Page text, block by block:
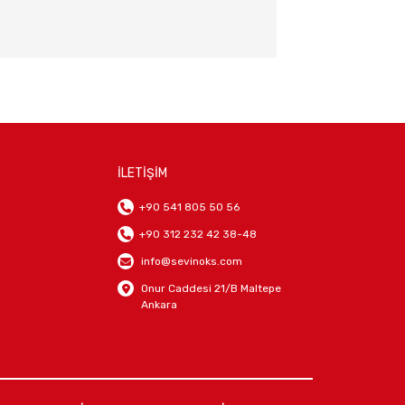
İLETİŞİM
+90 541 805 50 56
+90 312 232 42 38-48
info@sevinoks.com
Onur Caddesi 21/B Maltepe
Ankara